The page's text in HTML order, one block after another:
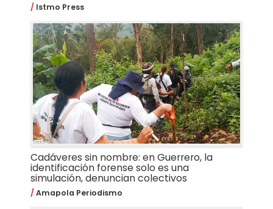
Istmo Press
Cadáveres sin nombre: en Guerrero, la
identificación forense solo es una
simulación, denuncian colectivos
Amapola Periodismo